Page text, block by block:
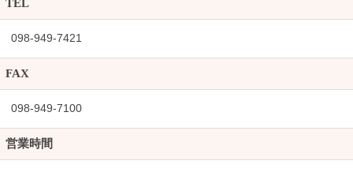
TEL
098-949-7421
FAX
098-949-7100
営業時間